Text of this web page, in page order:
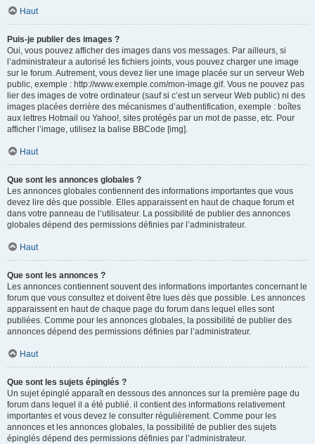
Haut
Puis-je publier des images ?
Oui, vous pouvez afficher des images dans vos messages. Par ailleurs, si
l’administrateur a autorisé les fichiers joints, vous pouvez charger une image
sur le forum. Autrement, vous devez lier une image placée sur un serveur Web
public, exemple : http://www.exemple.com/mon-image.gif. Vous ne pouvez pas
lier des images de votre ordinateur (sauf si c’est un serveur Web public) ni des
images placées derrière des mécanismes d’authentification, exemple : boîtes
aux lettres Hotmail ou Yahoo!, sites protégés par un mot de passe, etc. Pour
afficher l’image, utilisez la balise BBCode [img].
Haut
Que sont les annonces globales ?
Les annonces globales contiennent des informations importantes que vous
devez lire dès que possible. Elles apparaissent en haut de chaque forum et
dans votre panneau de l’utilisateur. La possibilité de publier des annonces
globales dépend des permissions définies par l’administrateur.
Haut
Que sont les annonces ?
Les annonces contiennent souvent des informations importantes concernant le
forum que vous consultez et doivent être lues dès que possible. Les annonces
apparaissent en haut de chaque page du forum dans lequel elles sont
publiées. Comme pour les annonces globales, la possibilité de publier des
annonces dépend des permissions définies par l’administrateur.
Haut
Que sont les sujets épinglés ?
Un sujet épinglé apparaît en dessous des annonces sur la première page du
forum dans lequel il a été publié. il contient des informations relativement
importantes et vous devez le consulter régulièrement. Comme pour les
annonces et les annonces globales, la possibilité de publier des sujets
épinglés dépend des permissions définies par l’administrateur.